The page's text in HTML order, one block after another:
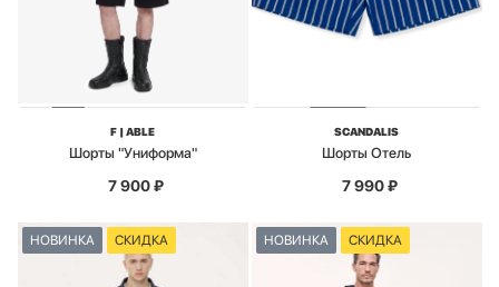
F | ABLE
Шорты "Униформа"
7 900₽
SCANDALIS
Шорты Отель
7 990₽
НОВИНКА СКИДКА НОВИНКА СКИДКА